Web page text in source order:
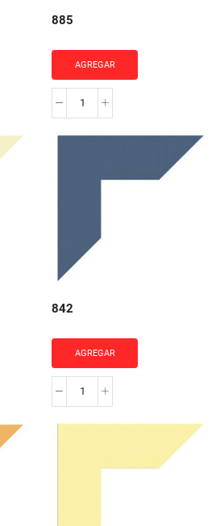
885
AGREGAR
885
842
AGREGAR
842